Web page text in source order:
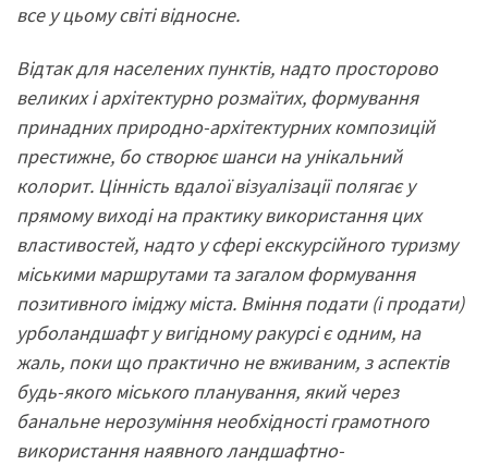
все у цьому світі відносне.
Відтак для населених пунктів, надто просторово
великих і архітектурно розмаїтих, формування
принадних природно-архітектурних композицій
престижне, бо створює шанси на унікальний
колорит. Цінність вдалої візуалізації полягає у
прямому виході на практику використання цих
властивостей, надто у сфері екскурсійного туризму
міськими маршрутами та загалом формування
позитивного іміджу міста. Вміння подати (і продати)
урболандшафт у вигідному ракурсі є одним, на
жаль, поки що практично не вживаним, з аспектів
будь-якого міського планування, який через
банальне нерозуміння необхідності грамотного
використання наявного ландшафтно-